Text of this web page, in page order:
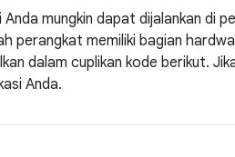
mungkin dapat dijalankan di
perangkat memiliki bagian
dalam cuplikan kode berikut.
Anda.